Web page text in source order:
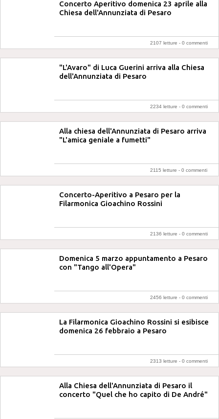
Concerto Aperitivo domenica 23 aprile alla
Chiesa dell'Annunziata di Pesaro
2107 letture - 0 commenti
"L'Avaro" di Luca Guerini arriva alla Chiesa
dell'Annunziata di Pesaro
2234 letture - 0 commenti
Alla chiesa dell'Annunziata di Pesaro arriva
"L'amica geniale a fumetti"
2115 letture - 0 commenti
Concerto-Aperitivo a Pesaro per la
Filarmonica Gioachino Rossini
2136 letture - 0 commenti
Domenica 5 marzo appuntamento a Pesaro
con "Tango all'Opera"
2456 letture - 0 commenti
La Filarmonica Gioachino Rossini si esibisce
domenica 26 febbraio a Pesaro
2313 letture - 0 commenti
Alla Chiesa dell'Annunziata di Pesaro il
concerto "Quel che ho capito di De André"